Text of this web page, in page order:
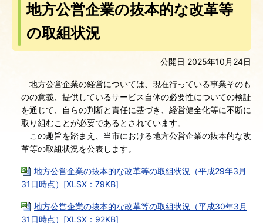
地方公営企業の抜本的な改革等
の取組状況
公開日 2025年10月24日
地方公営企業の経営については、現在行っている事業そのも
のの意義、提供しているサービス自体の必要性についての検証
を通じて、自らの判断と責任に基づき、経営健全化等に不断に
取り組むことが必要であるとされています。
この趣旨を踏まえ、当市における地方公営企業の抜本的な改
革等の取組状況を公表します。
地方公営企業の抜本的な改革等の取組状況（平成29年3月
31日時点）[XLSX：79KB]
地方公営企業の抜本的な改革等の取組状況（平成30年3月
31日時点）[XLSX：92KB]